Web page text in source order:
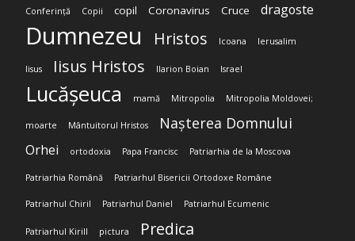
Conferință Copii copil Coronavirus Cruce dragoste
Dumnezeu Hristos Icoana Ierusalim
Iisus Iisus Hristos Ilarion Boian Israel
Lucășeuca mamă Mitropolia Mitropolia Moldovei;
moarte Mântuitorul Hristos Nașterea Domnului
Orhei ortodoxia Papa Francisc Patriarhia de la Moscova
Patriarhia Română Patriarhul Bisericii Ortodoxe Române
Patriarhul Chiril Patriarhul Daniel Patriarhul Ecumenic
Patriarhul Kirill pictura Predica